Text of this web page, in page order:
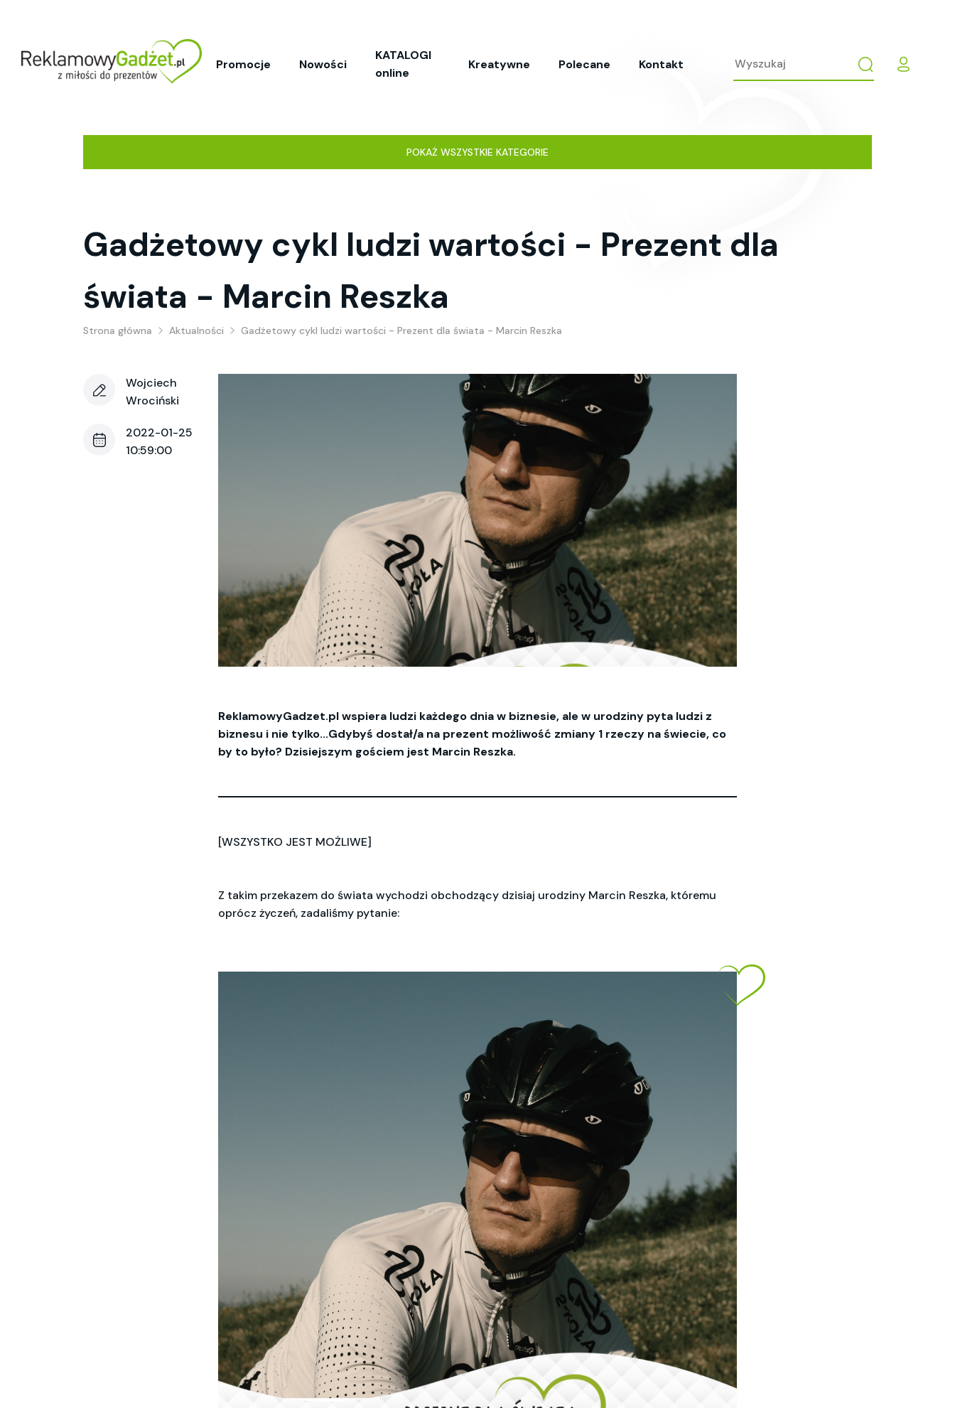
Promocje Nowości
KATALOGI
online
Kreatywne Polecane Kontakt
POKAŻ WSZYSTKIE KATEGORIE
Gadżetowy cykl ludzi wartości - Prezent dla
świata - Marcin Reszka
Strona główna Aktualności Gadżetowy cykl ludzi wartości - Prezent dla świata - Marcin Reszka
Wojciech
Wrociński
2022-01-25
10:59:00
ReklamowyGadzet.pl wspiera ludzi każdego dnia w biznesie, ale w urodziny pyta ludzi z
biznesu i nie tylko...Gdybyś dostał/a na prezent możliwość zmiany 1 rzeczy na świecie, co
by to było? Dzisiejszym gościem jest Marcin Reszka.
[WSZYSTKO JEST MOŻLIWE]
Z takim przekazem do świata wychodzi obchodzący dzisiaj urodziny Marcin Reszka, któremu
oprócz życzeń, zadaliśmy pytanie: